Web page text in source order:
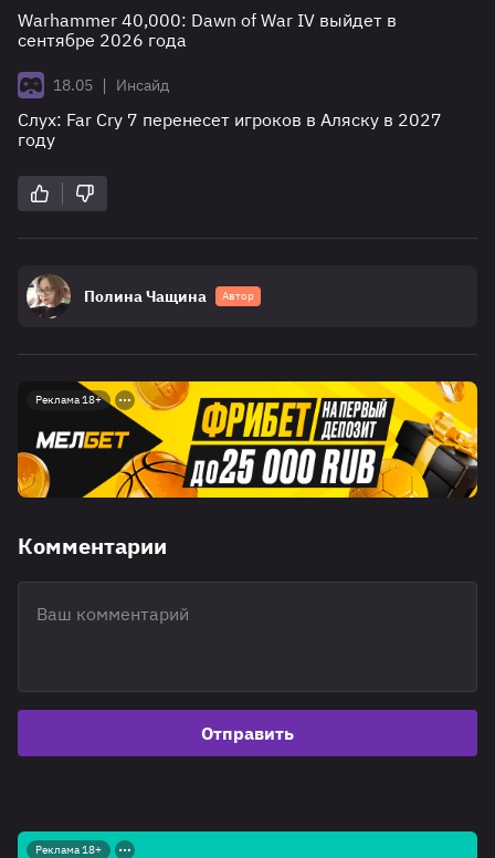
Warhammer 40,000: Dawn of War IV выйдет в
сентябре 2026 года
18.05 | Инсайд
Слух: Far Cry 7 перенесет игроков в Аляску в 2027
году
Полина Чащина Автор
Реклама 18+
Комментарии
Отправить
Реклама 18+